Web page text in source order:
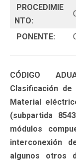
PROCEDIMIE
NTO:
PONENTE:
CÓDIGO
Clasificación
Material
(subpartida
módulos
interconexión
algunos otros